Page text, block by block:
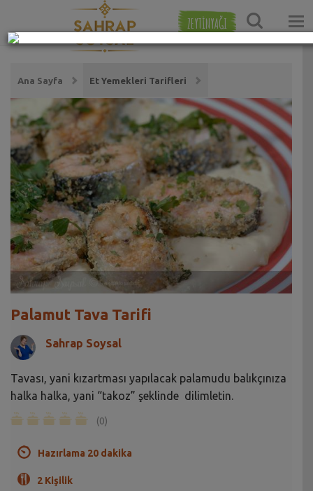
ZEYTİNYAĞI
Ana Sayfa Et Yemekleri Tarifleri
Palamut Tava Tarifi
Sahrap Soysal
Tavası, yani kızartması yapılacak palamudu balıkçınıza
halka halka, yani “takoz” şeklinde dilimletin.
(0)
Hazırlama 20 dakika
2 Kişilik